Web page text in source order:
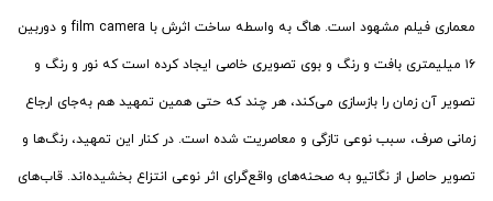
معماری فیلم مشهود است. هاگ به واسطه ساخت اثرش با film camera و دوربین
۱۶ میلیمتری بافت و رنگ و بوی تصویری خاصی ایجاد کرده است که نور و رنگ و
تصویر آن زمان را بازسازی می‌کند، هر چند که حتی همین تمهید هم به‌جای ارجاع
زمانی صرف، سبب نوعی تازگی و معاصریت شده است. در کنار این تمهید، رنگ‌ها و
تصویر حاصل از نگاتیو به صحنه‌های واقع‌گرای اثر نوعی انتزاع بخشیده‌اند. قاب‌های